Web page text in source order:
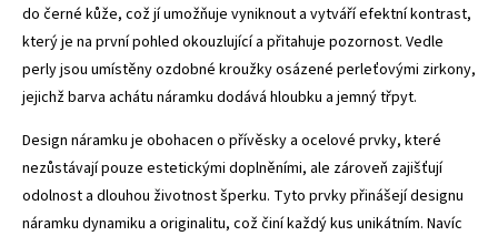
do černé kůže, což jí umožňuje vyniknout a vytváří efektní kontrast,
který je na první pohled okouzlující a přitahuje pozornost. Vedle
perly jsou umístěny ozdobné kroužky osázené perleťovými zirkony,
jejichž barva achátu náramku dodává hloubku a jemný třpyt.
Design náramku je obohacen o přívěsky a ocelové prvky, které
nezůstávají pouze estetickými doplněními, ale zároveň zajišťují
odolnost a dlouhou životnost šperku. Tyto prvky přinášejí designu
náramku dynamiku a originalitu, což činí každý kus unikátním. Navíc